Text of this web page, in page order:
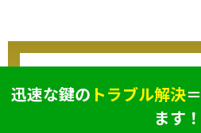
迅速な鍵の トラブル解決＝
ます！